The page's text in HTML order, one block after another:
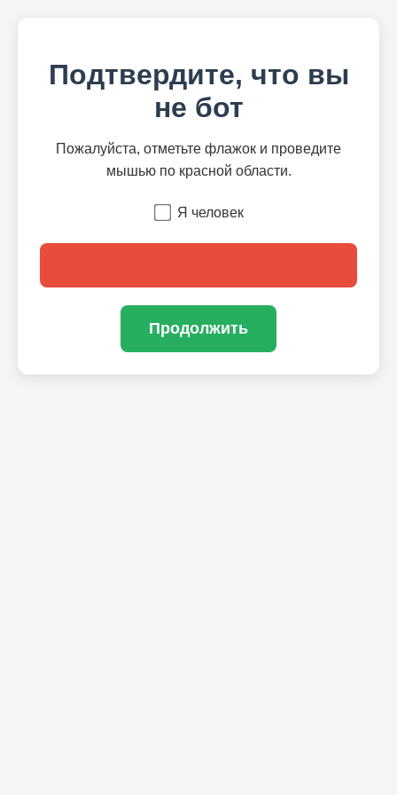
Подтвердите, что вы
не бот
Пожалуйста, отметьте флажок и проведите
мышью по красной области.
Я человек
Продолжить